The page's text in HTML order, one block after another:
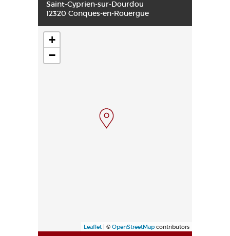
Saint-Cyprien-sur-Dourdou
12320 Conques-en-Rouergue
+
−
Leaflet| © OpenStreetMap contributors